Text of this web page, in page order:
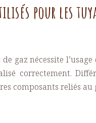
pour les
gaz nécessite
correctement.
composants reliés au